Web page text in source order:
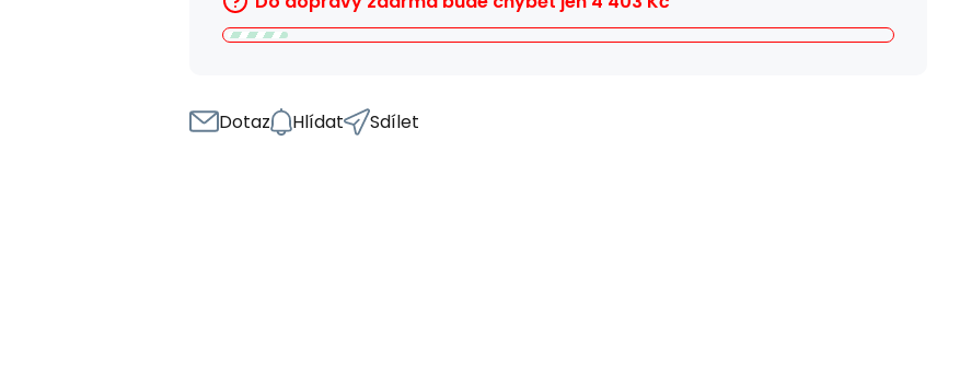
Dotaz Hlídat Sdílet